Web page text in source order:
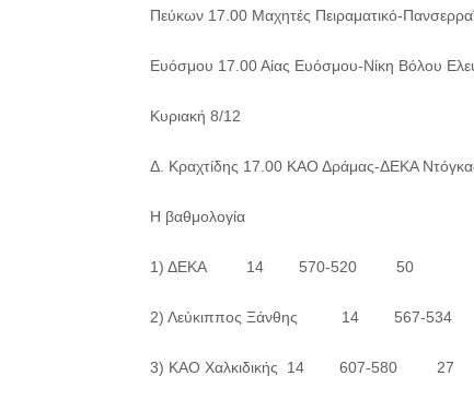
Πεύκων 17.00 Μαχητές Πειραματικό-
Ευόσμου 17.00 Αίας Ευόσμου-Νίκη Βόλου
Κυριακή 8/12
Δ. Κραχτίδης 17.00 ΚΑΟ Δράμας-ΔΕΚΑ
Η βαθμολογία
1) ΔΕΚΑ 14 570-520 50
2) Λεύκιππος Ξάνθης 14 567-
3) ΚΑΟ Χαλκιδικής 14 607-580 27